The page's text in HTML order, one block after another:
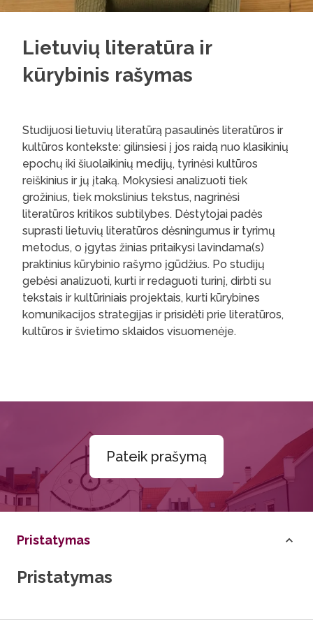
Lietuvių literatūra ir
kūrybinis rašymas
Studijuosi lietuvių literatūrą pasaulinės literatūros ir
kultūros kontekste: gilinsiesi į jos raidą nuo klasikinių
epochų iki šiuolaikinių medijų, tyrinėsi kultūros
reiškinius ir jų įtaką. Mokysiesi analizuoti tiek
grožinius, tiek mokslinius tekstus, nagrinėsi
literatūros kritikos subtilybes. Dėstytojai padės
suprasti lietuvių literatūros dėsningumus ir tyrimų
metodus, o įgytas žinias pritaikysi lavindama(s)
praktinius kūrybinio rašymo įgūdžius. Po studijų
gebėsi analizuoti, kurti ir redaguoti turinį, dirbti su
tekstais ir kultūriniais projektais, kurti kūrybines
komunikacijos strategijas ir prisidėti prie literatūros,
kultūros ir švietimo sklaidos visuomenėje.
Pateik prašymą
Pristatymas
Pristatymas